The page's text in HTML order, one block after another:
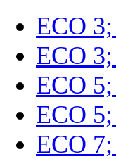
ECO
ECO
ECO
ECO
ECO